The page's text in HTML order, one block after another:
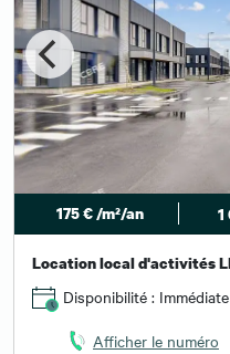
175 € /m²/an 1
Location local d'activités
Disponibilité : Immédiate
Afficher le numéro